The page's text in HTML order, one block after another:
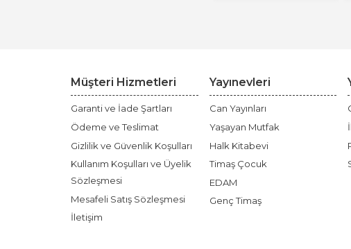
Müşteri Hizmetleri
Garanti ve İade Şartları
Ödeme ve Teslimat
Gizlilik ve Güvenlik Koşulları
Kullanım Koşulları ve Üyelik
Sözleşmesi
Mesafeli Satış Sözleşmesi
İletişim
Yayınevleri
Can Yayınları
Yaşayan Mutfak
Halk Kitabevi
Timaş Çocuk
EDAM
Genç Timaş